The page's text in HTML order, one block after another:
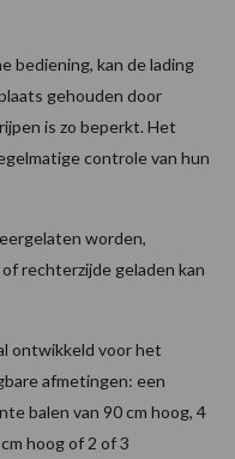
bediening, kan de lading
gehouden door
is zo beperkt. Het
controle van hun
worden,
rechterzijde geladen kan
ontwikkeld voor het
afmetingen: een
balen van 90 cm hoog, 4
hoog of 2 of 3